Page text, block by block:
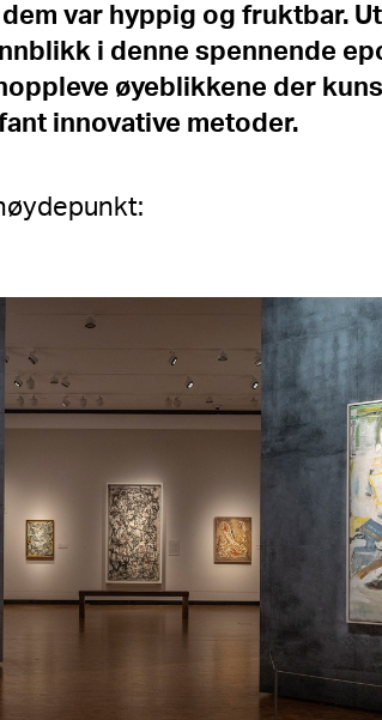
var hyppig og fruktbar.
i denne spennende
øyeblikkene der
innovative metoder.